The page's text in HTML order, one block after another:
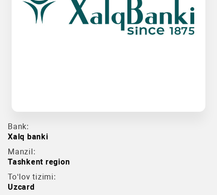
Bank:
Xalq banki
Manzil:
Tashkent region
To‘lov tizimi:
Uzcard